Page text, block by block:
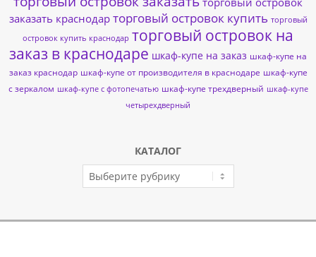
заказать краснодар торговый островок купить торговый
островок купить краснодар торговый островок на
заказ в краснодаре шкаф-купе на заказ шкаф-купе на
заказ краснодар шкаф-купе от производителя в краснодаре шкаф-купе
с зеркалом шкаф-купе с фотопечатью шкаф-купе трехдверный шкаф-купе
четырехдверный
КАТАЛОГ
КАТАЛОГ